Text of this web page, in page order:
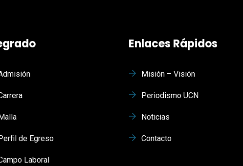
Malla
Perfil de Egreso
Laboral
Enlaces Rápidos
Misión – Visión
Periodismo UCN
Noticias
Contacto